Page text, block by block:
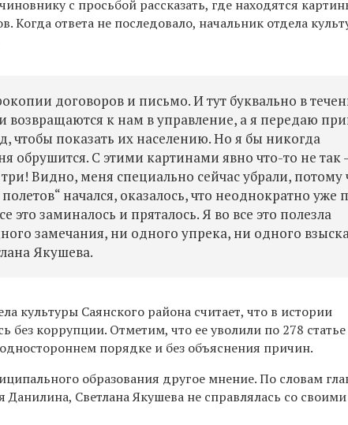
с просьбой рассказать, где находятся
Когда ответа не последовало, начальник отдела
договоров и письмо. И тут буквально в
возвращаются к нам в управление, а я передаю
чтобы показать их населению. Но я бы никогда
обрушится. С этими картинами явно что-то не так
три!Видно, меня специально сейчас убрали, потому
начался, оказалось, что неоднократно уже
это заминалось и пряталось.Я во все это полезла
замечания, ни одного упрека, ни одного
Якушева.
культуры Саянского района считает, что в истории
без коррупции. Отметим, что ееуволили по 278 статье
порядке и без объяснения причин.
образования другое мнение. По словам
Данилина, Светлана Якушева не справлялась со своими